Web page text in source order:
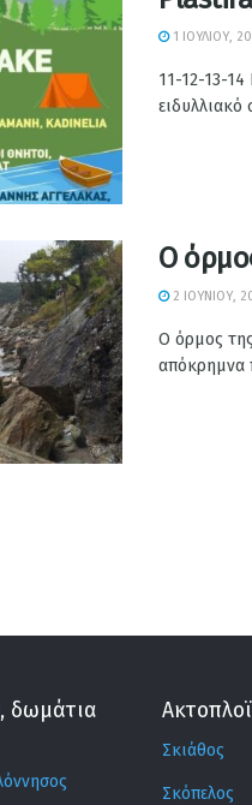
1 ΙΟΥΛΊΟΥ,
11-12-13-14
ειδυλλιακό
Ο
2 ΙΟΥΝΊΟΥ,
Ο όρμος
απόκρημνα
δωμάτια
Σκιάθος
Σκόπελος